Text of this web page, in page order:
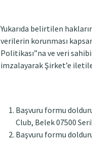
Yukarıda belirtilen
verilerin korunması
Politikası”na ve veri
imzalayarak Şirket’e
Başvuru formu
Club, Belek 07500
Başvuru formu